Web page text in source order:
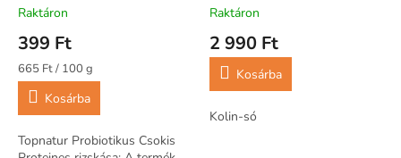
Raktáron
399 Ft
Egységár:
665 Ft / 100 g
Kosárba
Topnatur Probiotikus Csokis
Raktáron
2 990 Ft
Kosárba
Kolin-só